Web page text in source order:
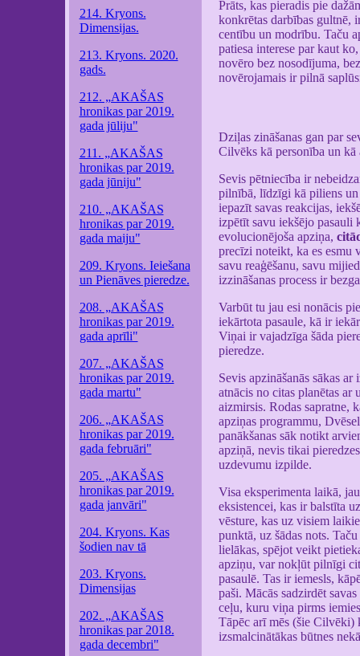
214. Kryons.
Dimensijas.
213. Kryons. 2020.
gads.
212. „AKAŠAS
hronikas par 2019.
gada jūliju"
211. „AKAŠAS
hronikas par 2019.
gada jūniju"
210. „AKAŠAS
hronikas par 2019.
gada maiju"
209. Kryons. Ieiešana
un Pienāves pieredze.
208. „AKAŠAS
hronikas par 2019.
gada aprīli"
207. „AKAŠAS
hronikas par 2019.
gada martu"
206. „AKAŠAS
hronikas par 2019.
gada februāri"
205. „AKAŠAS
hronikas par 2019.
gada janvāri"
204. Kryons. Kas
šodien nav tā
203. Kryons.
Dimensijas
202. „AKAŠAS
hronikas par 2018.
gada decembri"
Prāts, kas pieradis pie
konkrētas darbības gultnē,
centību un modrību. Taču
patiesa interese par kaut
novēro bez nosodījuma,
novērojamais ir pilnā
Dziļas zināšanas gan par
Cilvēks kā personība un kā
Sevis pētniecība ir
pilnībā, līdzīgi kā piliens un
iepazīt savas reakcijas,
izpētīt savu iekšējo pasauli
evolucionējoša apziņa,
precīzi noteikt, ka es esmu
savu reaģēšanu, savu
izzināšanas process ir
Varbūt tu jau esi nonācis
iekārtota pasaule, kā ir
Viņai ir vajadzīga šāda
pieredze.
Sevis apzināšanās sākas
atnācis no citas planētas
aizmirsis. Rodas sapratne,
apziņas programmu,
panākšanas sāk notikt
apziņā, nevis tikai
uzdevumu izpilde.
Visa eksperimenta laikā,
eksistencei, kas ir balstīta
vēsture, kas uz visiem
punktā, uz šādas nots.
lielākas, spējot veikt
apziņu, var nokļūt pilnīgi
pasaulē. Tas ir iemesls,
paši. Mācās sadzirdēt
ceļu, kuru viņa pirms
Tāpēc arī mēs (šie Cilvēki)
izsmalcinātākas būtnes